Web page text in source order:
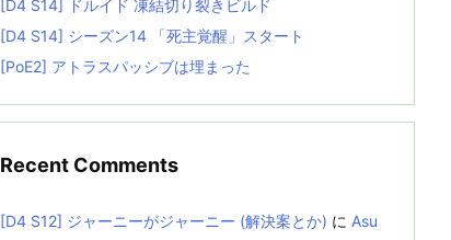
[D4 S14] ドルイド 凍結切り裂きビルド
[D4 S14] シーズン14 「死主覚醒」スタート
[PoE2] アトラスパッシブは埋まった
Recent Comments
[D4 S12] ジャーニーがジャーニー (解決案とか) に Asu